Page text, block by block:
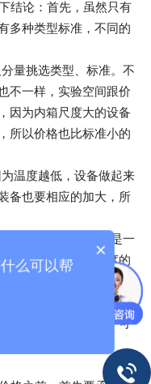
结论：首先，虽然只有
多种类型标准，不同的
量挑选类型、标准。不
不一样，实验空间跟价
因为内箱尺度大的设备
所以价格也比标准小的
温度越低，设备做起来
备也要相应的加大，所
低温实验箱的外形是一
度的，如果要做湿度的
币。
屏的还是要按建试的，
控制器较为人性化，可
高出两千元人民币。
×
么可以帮